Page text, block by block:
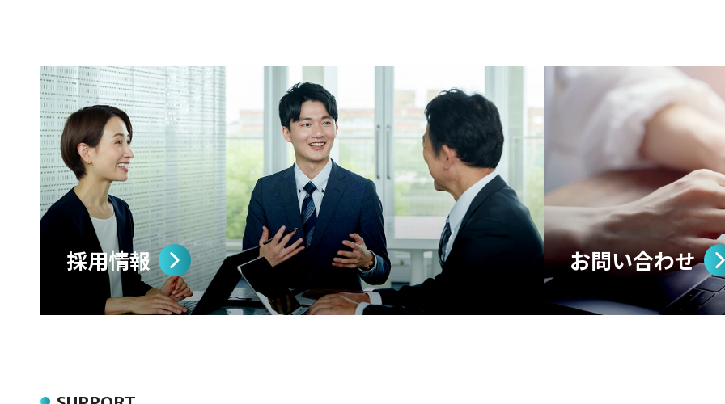
採用情報 お問い合わせ